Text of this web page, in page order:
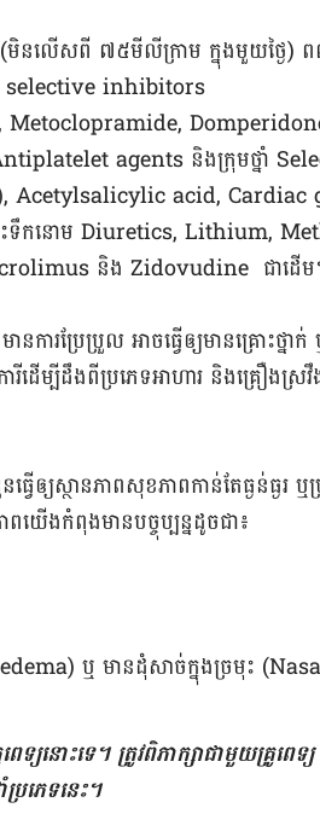
លើស​ពី ៧៥​មីលីក្រាម ក្នុង​មួយ​ថ្ងៃ) ព
selective inhibitors
Metoclopramide,
agents និង​ក្រុម​ថ្នាំ
acid, Cardiac
ទឹកនោម Diuretics, Lithium,
និង Zidovudine ជាដើ
ន​ការ​ប្រែប្រួល អាច​ធ្វើ​ឲ្យ​មាន​​គ្រោះ​ថ្
រី​ដើម្បី​ដឹង​ពី​ប្រភេទ​អាហារ និង​គ្រឿង​ស្
ឲ្យ​ស្ថាន​ភាព​សុខ​ភាព​កាន់​តែ​ធ្ងន់ធ្ង​រ ឬ​ប្
យើង​កំពុង​មាន​បច្ចុប្បន្ន​ដូច​ជា៖
ឬ​ មាន​ដុំ​សាច់​ក្នុង​ច្រមុះ
ទ្យ​នោះ​ទេ។ ​ត្រូវ​​​ពិភាក្សា​ជាមួយ​គ្រូពេ
ាំ​ប្រភេទ​នេះ។